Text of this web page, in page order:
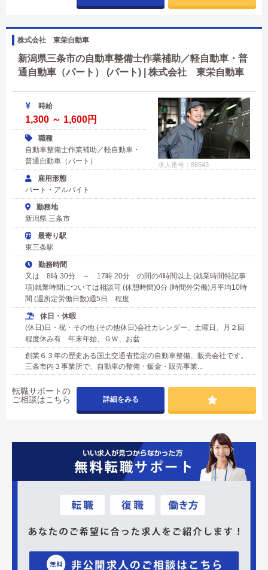
株式会社 東栄自動車
新潟県三条市の自動車整備士作業補助／軽自動車・普
通自動車（パート） (パート) | 株式会社 東栄自動車
求人番号：86543
時給
1,300 ～ 1,600円
職種
自動車整備士作業補助／軽自動車・
普通自動車（パート）
雇用形態
パート・アルバイト
勤務地
新潟県 三条市
最寄り駅
東三条駅
勤務時間
又は 8時 30分 ～ 17時 20分 の間の4時間以上 (就業時間特記事
項)就業時間については相談可 (休憩時間)0分 (時間外労働)月平均10時
間 (週所定労働日数)週5日 程度
休日・休暇
(休日)日・祝・その他 (その他休日)会社カレンダー、土曜日、月２回
程度休み有 年末年始、ＧＷ、お盆
創業６３年の歴史ある国土交通省指定の自動車整備、販売会社です。
三条市内３事業所で、自動車の整備・鈑金・販売事業...
転職サポートの
ご相談はこちら
詳細をみる